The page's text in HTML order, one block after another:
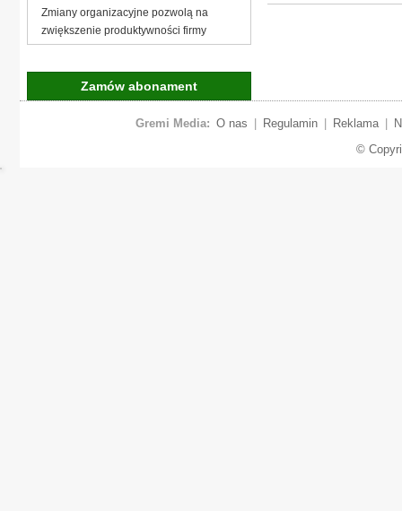
Zmiany organizacyjne pozwolą na
zwiększenie produktywności firmy
Zamów abonament
Gremi Media: O nas Regulamin Reklama
©